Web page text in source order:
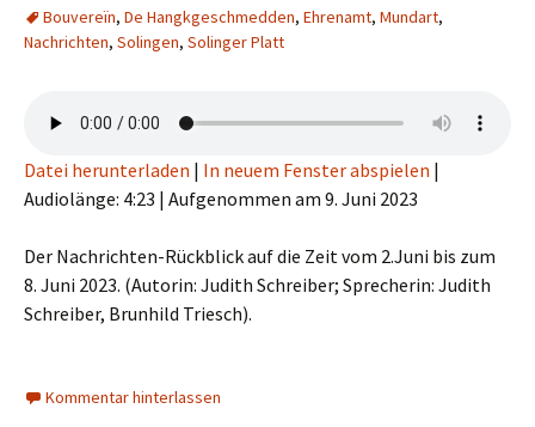
Bouvereïn, De Hangkgeschmedden, Ehrenamt, Mundart,
Nachrichten, Solingen, Solinger Platt
Datei herunterladen | In neuem Fenster abspielen |
Audiolänge: 4:23 | Aufgenommen am 9. Juni 2023
Der Nachrichten-Rückblick auf die Zeit vom 2.Juni bis zum
8. Juni 2023. (Autorin: Judith Schreiber; Sprecherin: Judith
Schreiber, Brunhild Triesch).
Kommentar hinterlassen